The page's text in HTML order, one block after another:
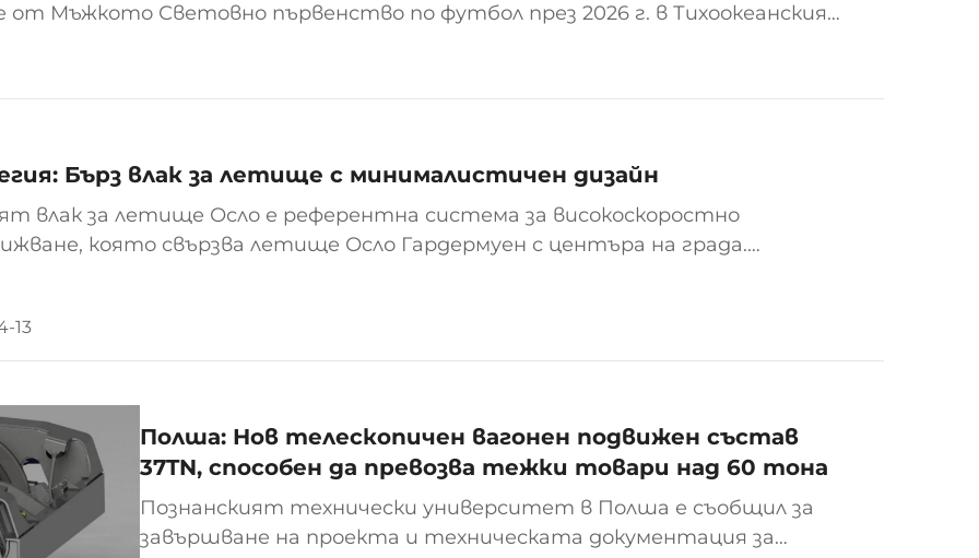
от Мъжкото Световно първенство по футбол през 2026 г. в Тихоокеанския
което означава, че линията няма да получи допълнителната
необходима по време на събитието. През това лято услугата ще...
Бърз влак за летище с минималистичен дизайн
влак за летище Осло е референтна система за високоскоростно
която свързва летище Осло Гардермуен с центъра на града.
със своята ефективност, точност и комфорт, той е най-надеждният
транспортен вариант за пътувания до летището...
13
Полша: Нов телескопичен вагонен подвижен състав
37TN, способен да превозва тежки товари над 60 тона
Познанският технически университет в Полша е съобщил за
завършване на проекта и техническата документация за